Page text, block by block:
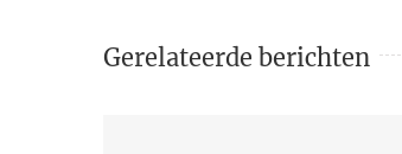
Gerelateerde berichten